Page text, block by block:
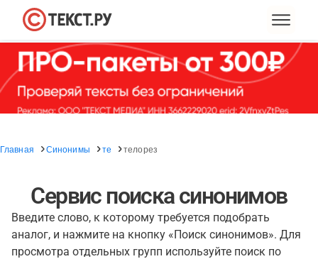
Главная Синонимы те телорез
Сервис поиска синонимов
Введите слово, к которому требуется подобрать
аналог, и нажмите на кнопку «Поиск синонимов». Для
просмотра отдельных групп используйте поиск по